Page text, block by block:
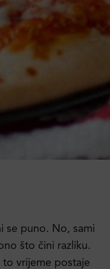
se puno. No, sami
što čini razliku.
to vrijeme postaje